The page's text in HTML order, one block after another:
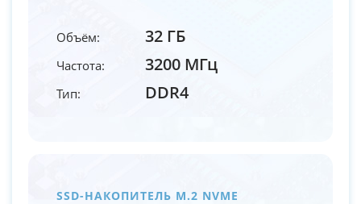
Объём: 32 ГБ
Частота: 3200 МГц
Тип: DDR4
SSD-НАКОПИТЕЛЬ M.2 NVME